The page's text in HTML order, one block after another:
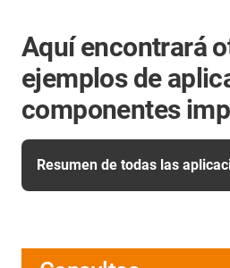
Aquí encontrará
ejemplos de
componentes
Resumen de todas las